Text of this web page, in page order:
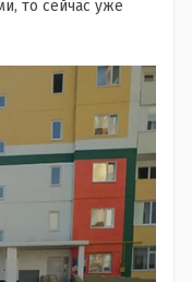
то сейчас уже